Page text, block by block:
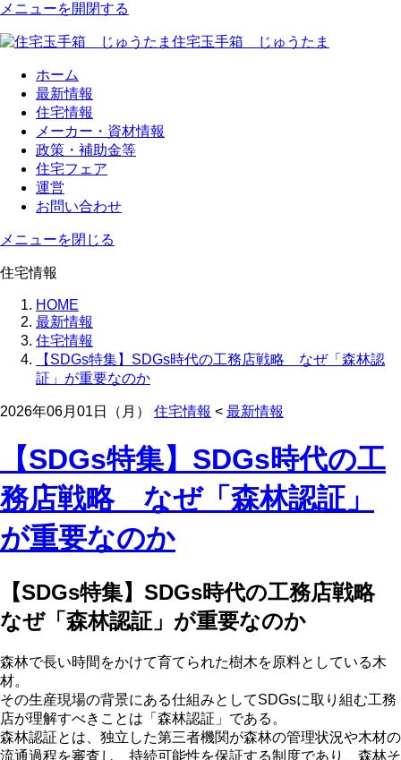
メニューを開閉する
住宅玉手箱 じゅうたま
ホーム
最新情報
住宅情報
メーカー・資材情報
政策・補助金等
住宅フェア
運営
お問い合わせ
メニューを閉じる
住宅情報
HOME
最新情報
住宅情報
【SDGs特集】SDGs時代の工務店戦略 なぜ「森林認
証」が重要なのか
2026年06月01日（月） 住宅情報 < 最新情報
【SDGs特集】SDGs時代の工
務店戦略 なぜ「森林認証」
が重要なのか
【SDGs特集】SDGs時代の工務店戦略
なぜ「森林認証」が重要なのか
森林で長い時間をかけて育てられた樹木を原料としている木
材。
その生産現場の背景にある仕組みとしてSDGsに取り組む工務
店が理解すべきことは「森林認証」である。
森林認証とは、独立した第三者機関が森林の管理状況や木材の
流通過程を審査し、持続可能性を保証する制度であり、森林そ